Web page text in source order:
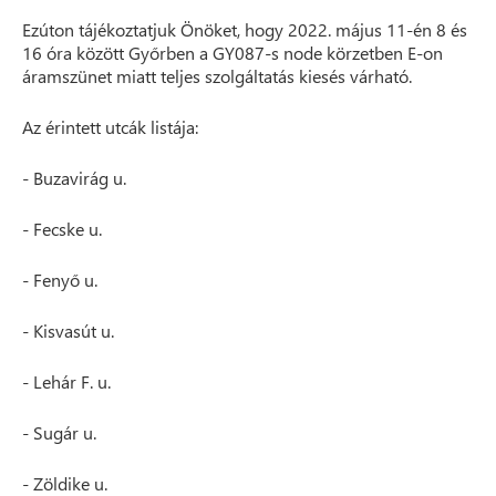
Ezúton tájékoztatjuk Önöket, hogy 2022. május 11-én 8 és
16 óra között Győrben a GY087-s node körzetben E-on
áramszünet miatt teljes szolgáltatás kiesés várható.
Az érintett utcák listája:
- Buzavirág u.
- Fecske u.
- Fenyő u.
- Kisvasút u.
- Lehár F. u.
- Sugár u.
- Zöldike u.